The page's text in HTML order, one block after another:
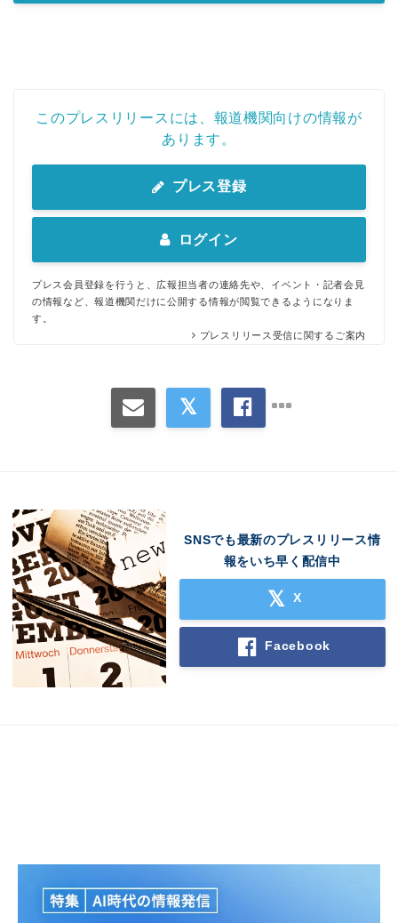
このプレスリリースには、報道機関向けの情報が
あります。
プレス登録
ログイン
プレス会員登録を行うと、広報担当者の連絡先や、イベント・記者会見
の情報など、報道機関だけに公開する情報が閲覧できるようになりま
す。
プレスリリース受信に関するご案内
SNSでも最新のプレスリリース情
報をいち早く配信中
X
Facebook